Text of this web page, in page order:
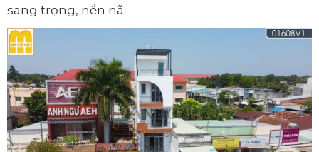
sang trọng, nền nã.